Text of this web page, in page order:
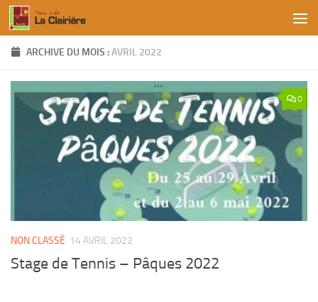
Skip to content
ARCHIVE DU MOIS :AVRIL 2022
0
NON CLASSÉ 14 AVRIL 2022
Stage de Tennis – Pâques 2022